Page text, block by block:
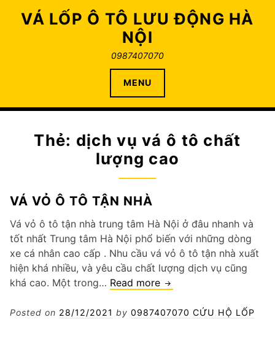
VÁ LỐP Ô TÔ LƯU ĐỘNG HÀ
NỘI
0987407070
MENU
Thẻ: dịch vụ vá ô tô chất
lượng cao
VÁ VỎ Ô TÔ TẬN NHÀ
Vá vỏ ô tô tận nhà trung tâm Hà Nội ở đâu nhanh và
tốt nhất Trung tâm Hà Nội phổ biến với những dòng
xe cá nhân cao cấp . Nhu cầu vá vỏ ô tô tận nhà xuất
hiện khá nhiều, và yêu cầu chất lượng dịch vụ cũng
khá cao. Một trong… Read more Vá
ô
Posted on 28/12/2021 by 0987407070 CỨU HỘ LỐP